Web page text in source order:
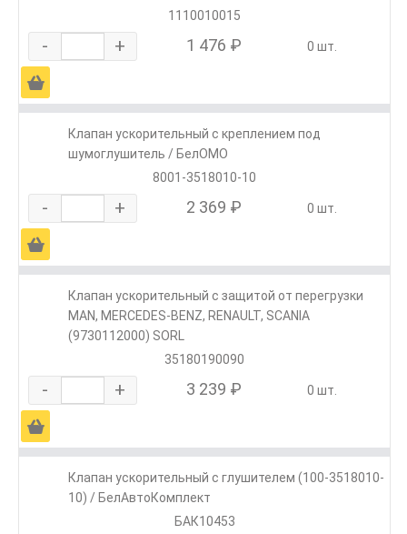
1110010015
- + 1 476 ₽ 0 шт.
Ä
Клапан ускорительный с креплением под
шумоглушитель / БелОМО
8001-3518010-10
- + 2 369 ₽ 0 шт.
Ä
Клапан ускорительный с защитой от перегрузки
MAN, MERCEDES-BENZ, RENAULT, SCANIA
(9730112000) SORL
35180190090
- + 3 239 ₽ 0 шт.
Ä
Клапан ускорительный с глушителем (100-3518010-
10) / БелАвтоКомплект
БАК10453